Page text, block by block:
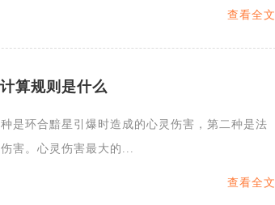
查看全文
算规则是什么
是环合黯星引爆时造成的心灵伤害，第二种是法
害。心灵伤害最大的...
查看全文